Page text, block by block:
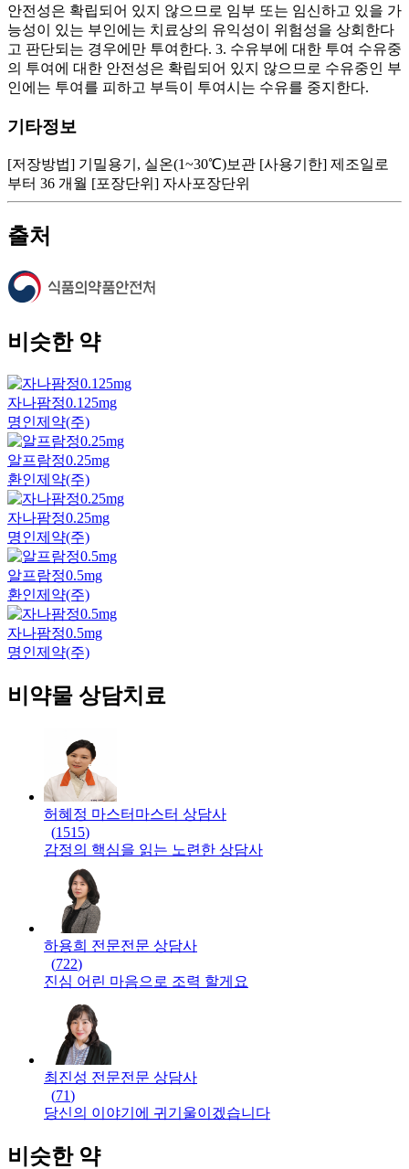
안전성은 확립되어 있지 않으므로 임부 또는 임신하고 있을 가
능성이 있는 부인에는 치료상의 유익성이 위험성을 상회한다
고 판단되는 경우에만 투여한다. 3. 수유부에 대한 투여 수유중
의 투여에 대한 안전성은 확립되어 있지 않으므로 수유중인 부
인에는 투여를 피하고 부득이 투여시는 수유를 중지한다.
기타정보
[저장방법] 기밀용기, 실온(1~30℃)보관 [사용기한] 제조일로
부터 36 개월 [포장단위] 자사포장단위
출처
비슷한 약
자나팜정0.125mg
명인제약(주)
알프람정0.25mg
환인제약(주)
자나팜정0.25mg
명인제약(주)
알프람정0.5mg
환인제약(주)
자나팜정0.5mg
명인제약(주)
비약물 상담치료
허혜정 마스터 마스터 상담사
(1515)
감정의 핵심을 읽는 노련한 상담사
하용희 전문전문 상담사
(722)
진심 어린 마음으로 조력 할게요
최진성 전문전문 상담사
(71)
당신의 이야기에 귀기울이겠습니다
비슷한 약